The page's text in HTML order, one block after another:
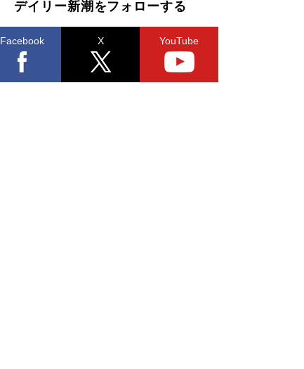
デイリー新潮をフォローする
Facebook X YouTube